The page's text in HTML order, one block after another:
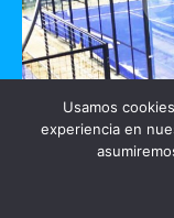
Usamos
experiencia en